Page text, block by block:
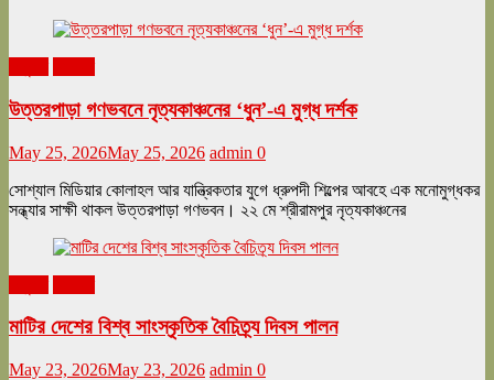
উত্তরপাড়া গণভবনে নৃত্যকাঞ্চনের ‘ধুন’-এ মুগ্ধ দর্শক
May 25, 2026May 25, 2026 admin 0
সোশ্যাল মিডিয়ার কোলাহল আর যান্ত্রিকতার যুগে ধ্রুপদী শিল্পের আবহে এক মনোমুগ্ধকর
সন্ধ্যার সাক্ষী থাকল উত্তরপাড়া গণভবন। ২২ মে শ্রীরামপুর নৃত্যকাঞ্চনের
মাটির দেশের বিশ্ব সাংস্কৃতিক বৈচিত্র্য দিবস পালন
May 23, 2026May 23, 2026 admin 0